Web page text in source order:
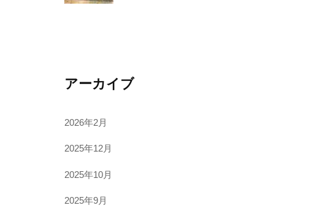
アーカイブ
2026年2月
2025年12月
2025年10月
2025年9月